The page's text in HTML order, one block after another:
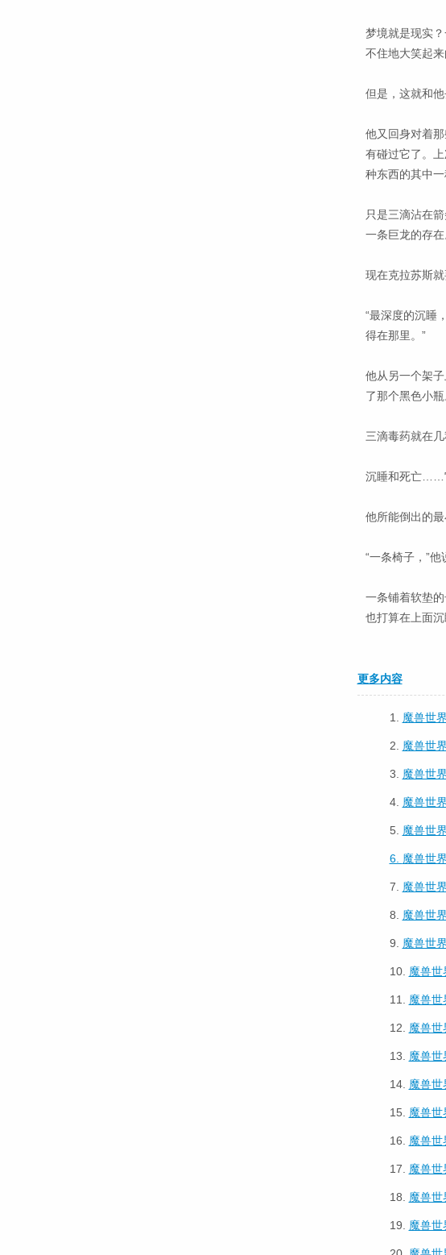
梦境就是现实
不住地大笑起
但是，这就和
他又回身对着
有碰过它了。
种东西的其中
只是三滴沾在
一条巨龙的存
现在克拉苏斯就
“最深度的沉睡
得在那里。”
他从另一个架
了那个黑色小
三滴毒药就在
沉睡和死亡……
他所能倒出的
“一条椅子，”他
一条铺着软垫
也打算在上面
更多内容
1. 魔兽世
2. 魔兽世
3. 魔兽世
4. 魔兽世
5. 魔兽世
6. 魔兽世
7. 魔兽世
8. 魔兽世
9. 魔兽世
10. 魔兽
11. 魔兽
12. 魔兽世
13. 魔兽世
14. 魔兽
15. 魔兽
16. 魔兽
17. 魔兽世
18. 魔兽
19. 魔兽世